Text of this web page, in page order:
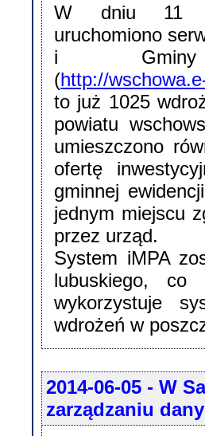
W dniu 11
uruchomiono
i Gminy
(http://
to już 1025
powiatu
umieszczono
ofertę
gminnej
jednym miejscu
przez urząd.
System iMPA
lubuskiego, co
wykorzystuje
wdrożeń w
2014-06-05 - W
zarządzaniu